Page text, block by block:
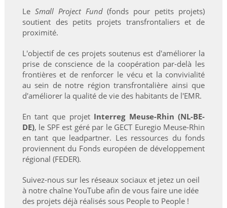
Le Small Project Fund(fonds pour petits projets)
soutient des petits projets transfrontaliers et de
proximité.
L'objectif de ces projets soutenus est d'améliorer la
prise de conscience de la coopération par-delà les
frontières et de renforcer le vécu et la convivialité
au sein de notre région transfrontalière ainsi que
d'améliorer la qualité de vie des habitants de l'EMR.
En tant que projet Interreg Meuse-Rhin (NL-BE-
DE), le SPF est géré par le GECT Euregio Meuse-Rhin
en tant que leadpartner. Les ressources du fonds
proviennent du Fonds européen de développement
régional (FEDER).
Suivez-nous sur les réseaux sociaux et jetez un oeil
à notre chaîne YouTube afin de vous faire une idée
des projets déjà réalisés sous People to People !